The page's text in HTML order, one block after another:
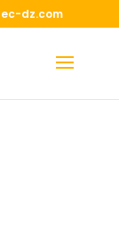
dz.com